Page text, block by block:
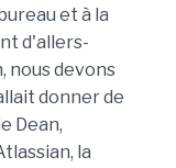
et à la
d'allers-
nous devons
donner de
Dean,
la